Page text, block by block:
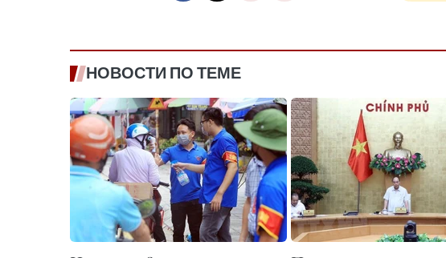
НОВОСТИ ПО ТЕМЕ